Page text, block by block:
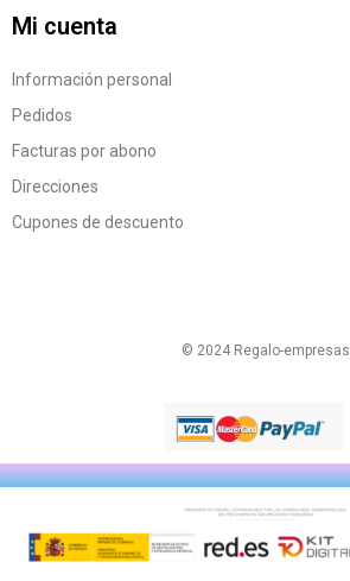
Mi cuenta
Información personal
Pedidos
Facturas por abono
Direcciones
Cupones de descuento
© 2024 Regalo-empresas